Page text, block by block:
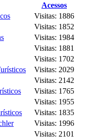
Acessos
Visitas: 1886
Visitas: 1852
Visitas: 1984
Visitas: 1881
Visitas: 1702
Visitas: 2029
Visitas: 2142
Visitas: 1765
Visitas: 1955
Visitas: 1835
Visitas: 1996
Visitas: 2101